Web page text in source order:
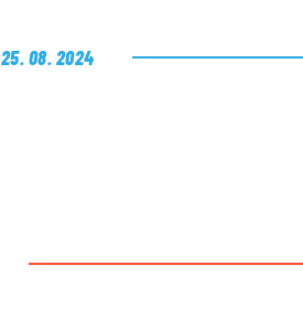
25. 08. 2024